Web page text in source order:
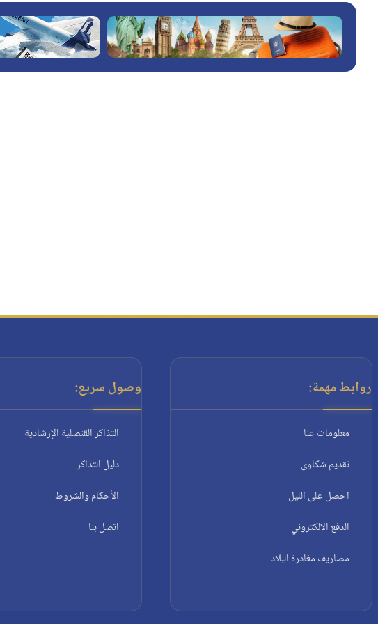
روابط مهمة:
معلومات عنا
تقديم شكاوى
احصل على الليل
الدفع الالكتروني
مصاريف مغادرة البلاد
وصول سريع:
التذاكر القنصلية الإرشادية
دليل التذاكر
الأحكام والشروط
اتصل بنا